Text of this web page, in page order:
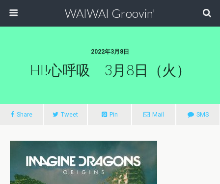
WAIWAI Groovin'
2022年3月8日
HI!心呼吸 3月8日（火）
Share Tweet Pin Mail SMS